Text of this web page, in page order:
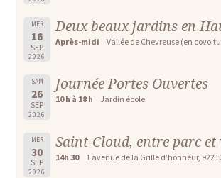
MER
16
SEP
2026
Deux beaux jardins en
Après-midi Vallée de Chevreuse (en
SAM
26
SEP
2026
Journée Portes Ouvertes
10 h à 18 h Jardin école
MER
30
SEP
2026
Saint-Cloud, entre parc
14h 30 1 avenue de la Grille d’honneur,